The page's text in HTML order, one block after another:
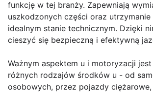
funkcję w tej branży. Zapewniają
uszkodzonych części oraz
idealnym stanie technicznym. Dzięki
cieszyć się bezpieczną i efektywną
Ważnym aspektem u i motoryzacji
różnych rodzajów środków u - od
osobowych, przez pojazdy